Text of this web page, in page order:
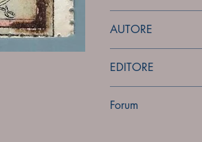
AUTORE
EDITORE
Forum